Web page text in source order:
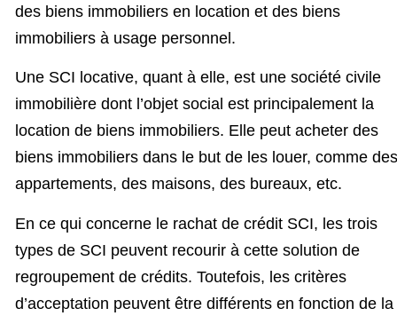
des biens immobiliers en location et des biens
immobiliers à usage personnel.
Une SCI locative, quant à elle, est une société civile
immobilière dont l’objet social est principalement la
location de biens immobiliers. Elle peut acheter des
biens immobiliers dans le but de les louer, comme des
appartements, des maisons, des bureaux, etc.
En ce qui concerne le rachat de crédit SCI, les trois
types de SCI peuvent recourir à cette solution de
regroupement de crédits. Toutefois, les critères
d’acceptation peuvent être différents en fonction de la